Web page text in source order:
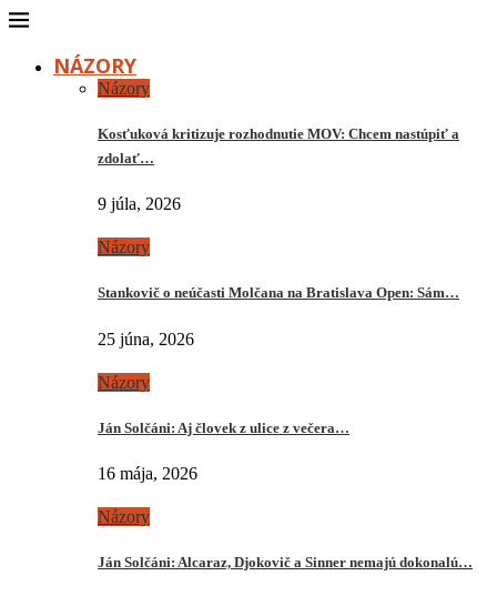
NÁZORY
Názory
Kosťuková kritizuje rozhodnutie MOV: Chcem nastúpiť a
zdolať…
9 júla, 2026
Názory
Stankovič o neúčasti Molčana na Bratislava Open: Sám…
25 júna, 2026
Názory
Ján Solčáni: Aj človek z ulice z večera…
16 mája, 2026
Názory
Ján Solčáni: Alcaraz, Djokovič a Sinner nemajú dokonalú…